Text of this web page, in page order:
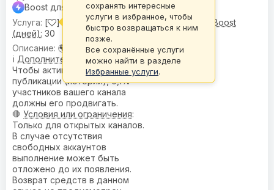
Boost для канала
[
] Boost для канала |🌍 Гео: Микс •
⚡ Boost
(дней): 30
🌍
География: Микс
ℹ️ Дополнительное описание:
Чтобы активировать функцию
публикации (историй), 0,1%
участников вашего канала
должны его продвигать.
🛑 Условия или ограничения:
Только для открытых каналов.
В случае отсутствия
свободных аккаунтов
выполнение может быть
отложено до их появления.
Возврат средств в данном
сохранять интересные
услуги в избранное, чтобы
быстро возвращаться к ним
позже.
Все сохранённые услуги
можно найти в разделе
Избранные услуги.